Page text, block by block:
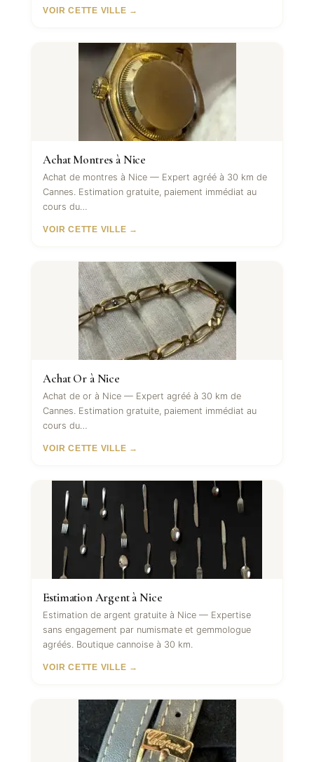
VOIR CETTE VILLE →
Achat Montres à Nice
Achat de montres à Nice — Expert agréé à 30 km de
Cannes. Estimation gratuite, paiement immédiat au
cours du…
VOIR CETTE VILLE →
Achat Or à Nice
Achat de or à Nice — Expert agréé à 30 km de
Cannes. Estimation gratuite, paiement immédiat au
cours du…
VOIR CETTE VILLE →
Estimation Argent à Nice
Estimation de argent gratuite à Nice — Expertise
sans engagement par numismate et gemmologue
agréés. Boutique cannoise à 30 km.
VOIR CETTE VILLE →